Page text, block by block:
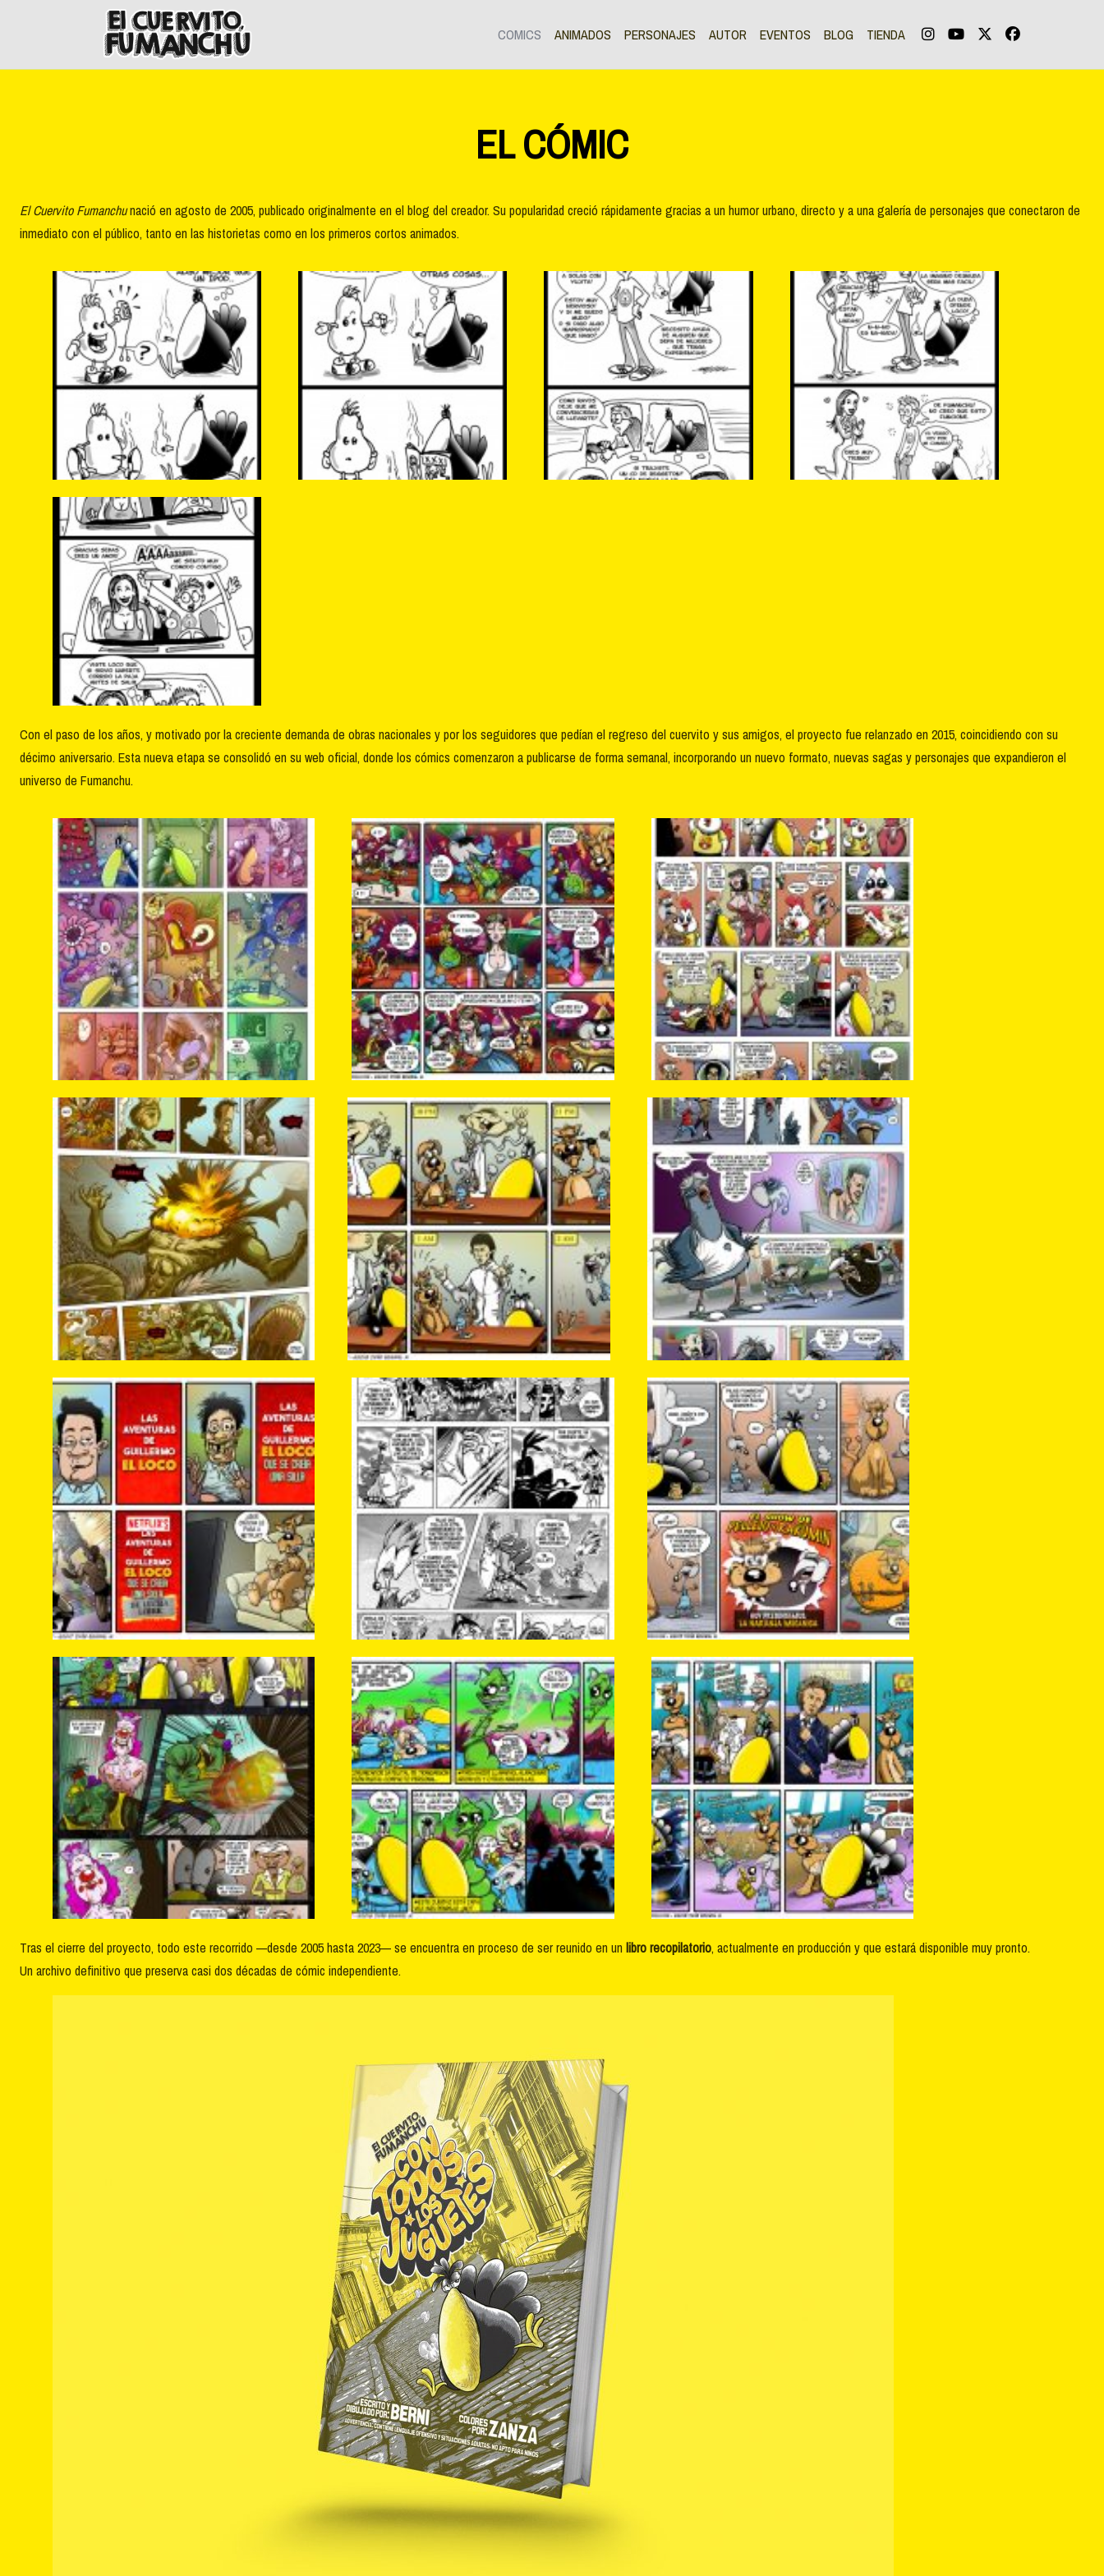
COMICS ANIMADOS PERSONAJES AUTOR EVENTOS BLOG TIENDA
EL CÓMIC
El Cuervito Fumanchunació en agosto de 2005, publicado originalmente en el blog del creador. Su popularidad creció rápidamente gracias a un humor urbano, directo y a una galería de personajes que conectaron de
inmediato con el público, tanto en las historietas como en los primeros cortos animados.
Con el paso de los años, y motivado por la creciente demanda de obras nacionales y por los seguidores que pedían el regreso del cuervito y sus amigos, el proyecto fue relanzado en 2015, coincidiendo con su
décimo aniversario. Esta nueva etapa se consolidó en su web oficial, donde los cómics comenzaron a publicarse de forma semanal, incorporando un nuevo formato, nuevas sagas y personajes que expandieron el
universo de Fumanchu.
Tras el cierre del proyecto, todo este recorrido —desde 2005 hasta 2023— se encuentra en proceso de ser reunido en un libro recopilatorio, actualmente en producción y que estará disponible muy pronto.
Un archivo definitivo que preserva casi dos décadas de cómic independiente.